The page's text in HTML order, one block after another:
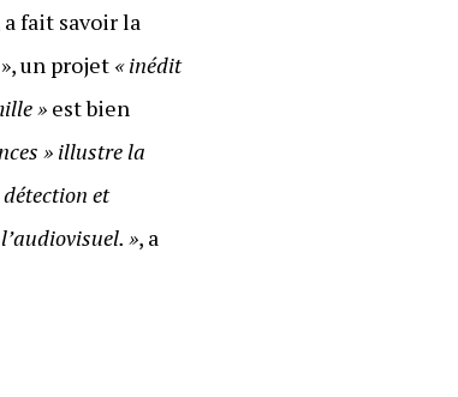
a fait savoir la
un projet « inédit
» est bien
» illustre la
et
», a